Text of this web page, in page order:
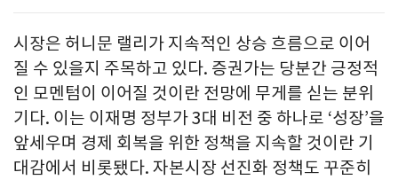
시장은 허니문 랠리가 지속적인 상승 흐름으로 이어
질 수 있을지 주목하고 있다. 증권가는 당분간 긍정적
인 모멘텀이 이어질 것이란 전망에 무게를 싣는 분위
기다. 이는 이재명 정부가 3대 비전 중 하나로 ‘성장’을
앞세우며 경제 회복을 위한 정책을 지속할 것이란 기
대감에서 비롯됐다. 자본시장 선진화 정책도 꾸준히